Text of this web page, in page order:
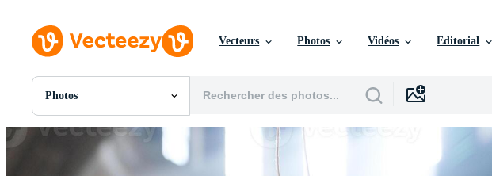
Vecteurs Photos Vidéos Editorial
Photos
Toutes Images
Photos
PSDs